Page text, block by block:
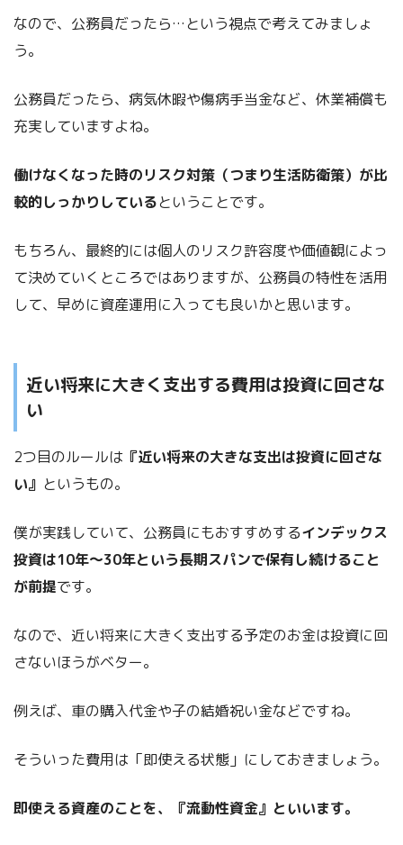
なので、公務員だったら…という視点で考えてみましょ
う。
公務員だったら、病気休暇や傷病手当金など、休業補償も
充実していますよね。
働けなくなった時のリスク対策（つまり生活防衛策）が比
較的しっかりしているということです。
もちろん、最終的には個人のリスク許容度や価値観によっ
て決めていくところではありますが、公務員の特性を活用
して、早めに資産運用に入っても良いかと思います。
近い将来に大きく支出する費用は投資に回さな
い
2つ目のルールは 『近い将来の大きな支出は投資に回さな
い』 というもの。
僕が実践していて、公務員にもおすすめするインデックス
投資は10年〜30年という長期スパンで保有し続けること
が前提です。
なので、近い将来に大きく支出する予定のお金は投資に回
さないほうがベター。
例えば、車の購入代金や子の結婚祝い金などですね。
そういった費用は「即使える状態」にしておきましょう。
即使える資産のことを、『流動性資金』といいます。